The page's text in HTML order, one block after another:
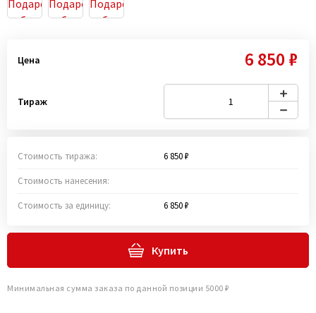
Цена 6 850 ₽
Тираж
Стоимость тиража: 6 850 ₽
Стоимость нанесения:
Стоимость за единицу: 6 850 ₽
Купить
Минимальная сумма заказа по данной позиции 5000 ₽